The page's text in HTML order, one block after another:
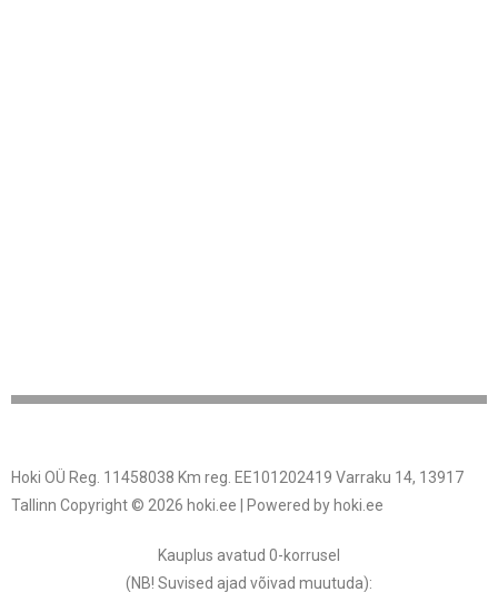
Hoki OÜ Reg. 11458038 Km reg. EE101202419 Varraku 14, 13917
Tallinn Copyright © 2026 hoki.ee | Powered by hoki.ee
Kauplus avatud 0-korrusel
(NB! Suvised ajad võivad muutuda):